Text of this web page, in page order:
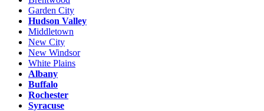
Garden City
Hudson Valley
Middletown
New City
New Windsor
White Plains
Albany
Buffalo
Rochester
Syracuse